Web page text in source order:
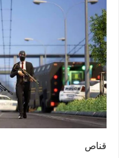
قناص